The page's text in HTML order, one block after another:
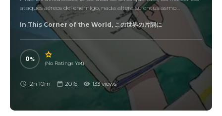
ataques aéreos del enemigo, nada altera su entusiasmo…
In This Corner of the World, この世界の片隅に
0
(No Ratings Yet)
2h 10m 2016 133 views